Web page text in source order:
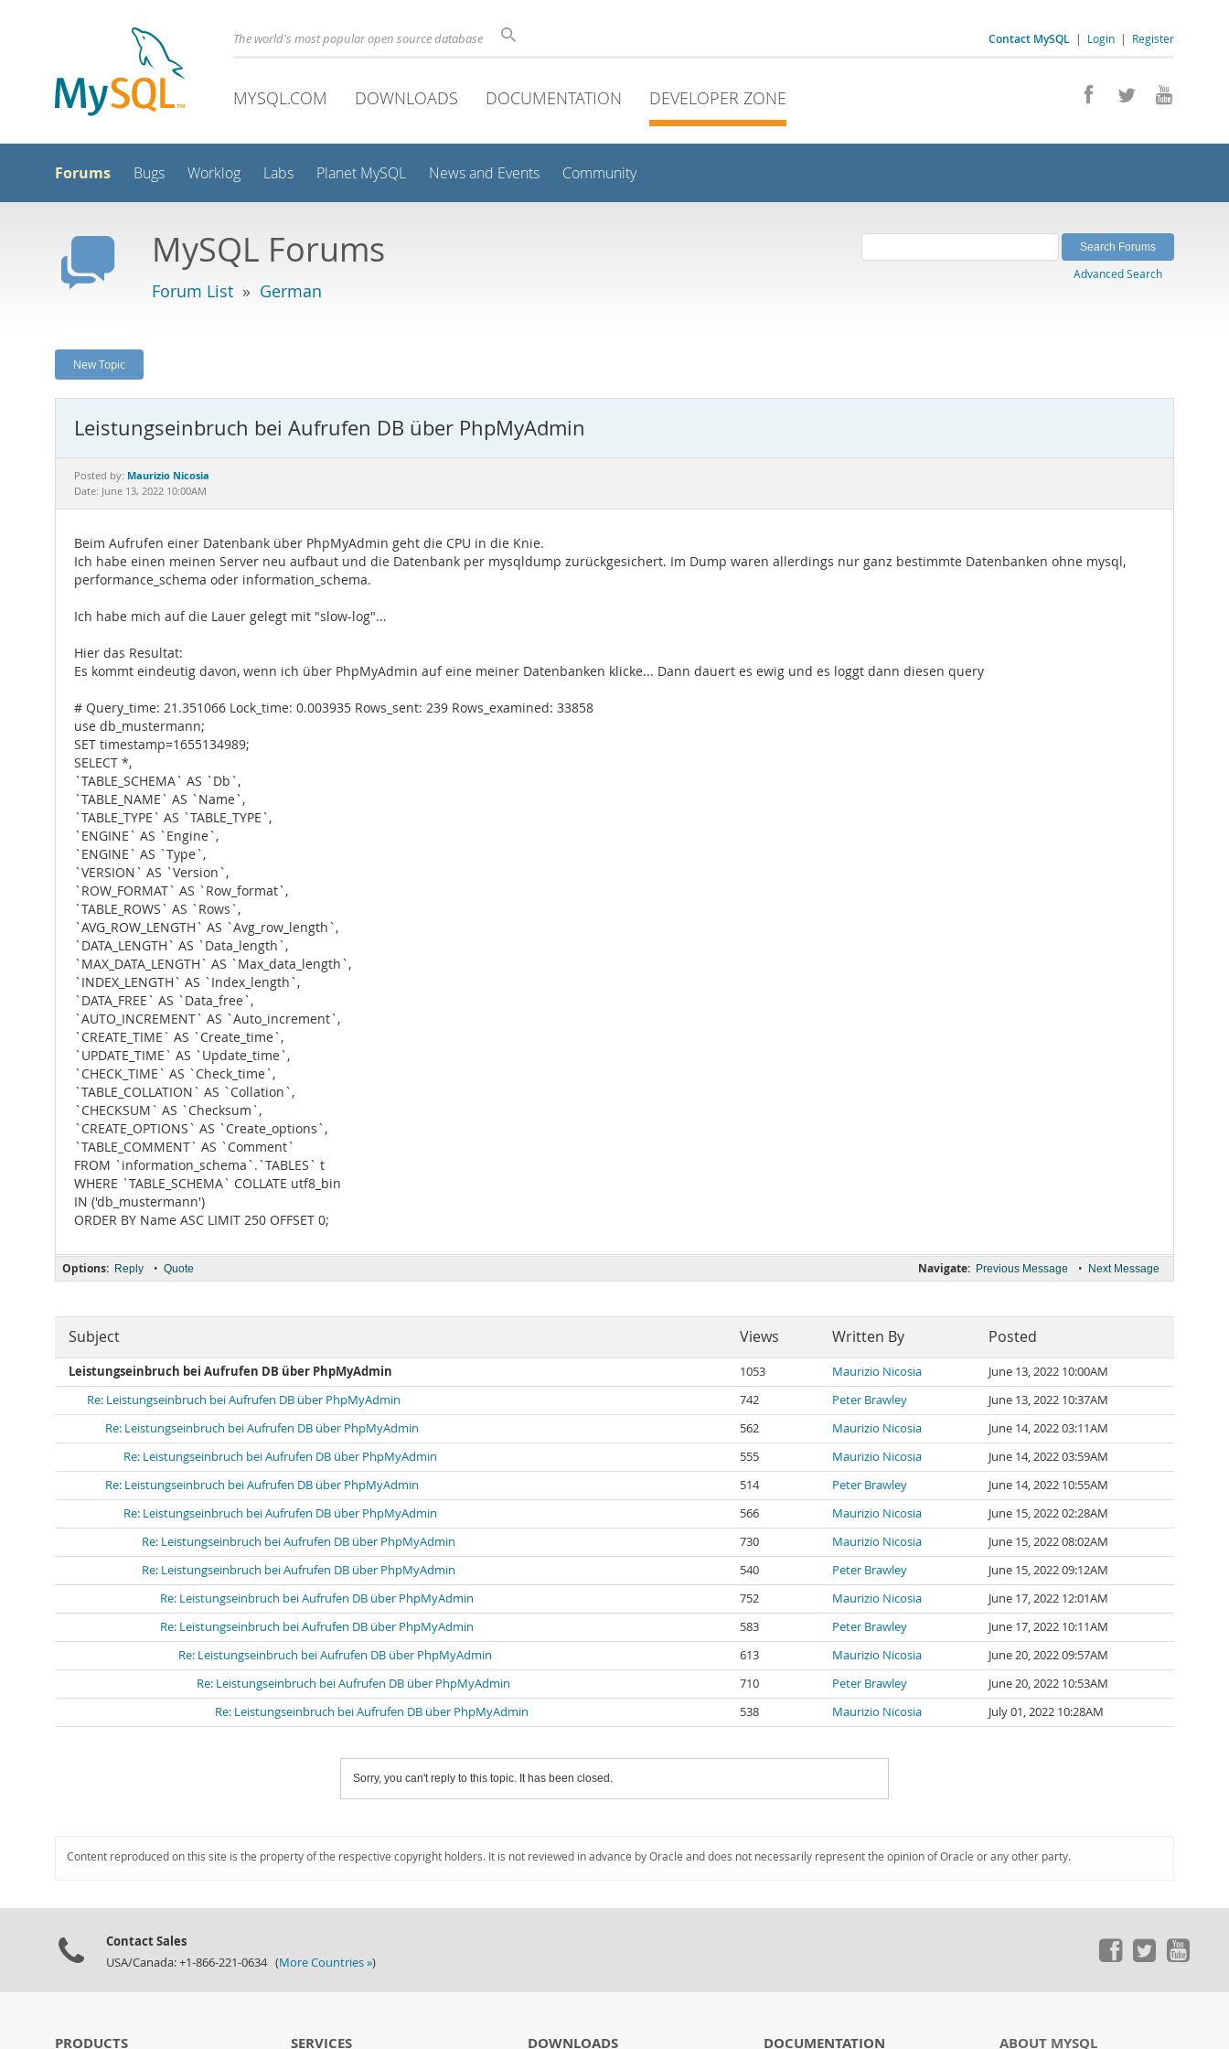
Contact MySQL | Login | Register
The world's most popular open source database
MYSQL.COM DOWNLOADS DOCUMENTATION DEVELOPER ZONE
Forums Bugs Worklog Labs Planet MySQL News and Events Community
MySQL Forums
Forum List » German
Advanced Search
New Topic
Leistungseinbruch bei Aufrufen DB über PhpMyAdmin
Posted by: Maurizio Nicosia
Date: June 13, 2022 10:00AM
Beim Aufrufen einer Datenbank über PhpMyAdmin geht die CPU in die Knie.
Ich habe einen meinen Server neu aufbaut und die Datenbank per mysqldump zurückgesichert. Im Dump waren allerdings nur ganz bestimmte Datenbanken ohne mysql,
performance_schema oder information_schema.
Ich habe mich auf die Lauer gelegt mit "slow-log"...
Hier das Resultat:
Es kommt eindeutig davon, wenn ich über PhpMyAdmin auf eine meiner Datenbanken klicke... Dann dauert es ewig und es loggt dann diesen query
# Query_time: 21.351066 Lock_time: 0.003935 Rows_sent: 239 Rows_examined: 33858
use db_mustermann;
SET timestamp=1655134989;
SELECT *,
`TABLE_SCHEMA` AS `Db`,
`TABLE_NAME` AS `Name`,
`TABLE_TYPE` AS `TABLE_TYPE`,
`ENGINE` AS `Engine`,
`ENGINE` AS `Type`,
`VERSION` AS `Version`,
`ROW_FORMAT` AS `Row_format`,
`TABLE_ROWS` AS `Rows`,
`AVG_ROW_LENGTH` AS `Avg_row_length`,
`DATA_LENGTH` AS `Data_length`,
`MAX_DATA_LENGTH` AS `Max_data_length`,
`INDEX_LENGTH` AS `Index_length`,
`DATA_FREE` AS `Data_free`,
`AUTO_INCREMENT` AS `Auto_increment`,
`CREATE_TIME` AS `Create_time`,
`UPDATE_TIME` AS `Update_time`,
`CHECK_TIME` AS `Check_time`,
`TABLE_COLLATION` AS `Collation`,
`CHECKSUM` AS `Checksum`,
`CREATE_OPTIONS` AS `Create_options`,
`TABLE_COMMENT` AS `Comment`
FROM `information_schema`.`TABLES` t
WHERE `TABLE_SCHEMA` COLLATE utf8_bin
IN ('db_mustermann')
ORDER BY Name ASC LIMIT 250 OFFSET 0;
Navigate: Previous Message • Next Message
Options: Reply • Quote
Subject Views Written By Posted
Leistungseinbruch bei Aufrufen DB über PhpMyAdmin 1053 Maurizio Nicosia
June 13, 2022 10:00AM
Re: Leistungseinbruch bei Aufrufen DB über PhpMyAdmin
742 Peter Brawley
June 13, 2022 10:37AM
Re: Leistungseinbruch bei Aufrufen DB über PhpMyAdmin
562 Maurizio Nicosia
June 14, 2022 03:11AM
Re: Leistungseinbruch bei Aufrufen DB über PhpMyAdmin
555 Maurizio Nicosia
June 14, 2022 03:59AM
Re: Leistungseinbruch bei Aufrufen DB über PhpMyAdmin
514 Peter Brawley
June 14, 2022 10:55AM
Re: Leistungseinbruch bei Aufrufen DB über PhpMyAdmin
566 Maurizio Nicosia
June 15, 2022 02:28AM
Re: Leistungseinbruch bei Aufrufen DB über PhpMyAdmin
730 Maurizio Nicosia
June 15, 2022 08:02AM
Re: Leistungseinbruch bei Aufrufen DB über PhpMyAdmin
540 Peter Brawley
June 15, 2022 09:12AM
Re: Leistungseinbruch bei Aufrufen DB über PhpMyAdmin
752 Maurizio Nicosia
June 17, 2022 12:01AM
Re: Leistungseinbruch bei Aufrufen DB über PhpMyAdmin
583 Peter Brawley
June 17, 2022 10:11AM
Re: Leistungseinbruch bei Aufrufen DB über PhpMyAdmin
613 Maurizio Nicosia
June 20, 2022 09:57AM
Re: Leistungseinbruch bei Aufrufen DB über PhpMyAdmin
710 Peter Brawley
June 20, 2022 10:53AM
Re: Leistungseinbruch bei Aufrufen DB über PhpMyAdmin
538 Maurizio Nicosia July 01, 2022 10:28AM
Sorry, you can't reply to this topic. It has been closed.
Content reproduced on this site is the property of the respective copyright holders. It is not reviewed in advance by Oracle and does not necessarily represent the opinion of Oracle or any other party.
Contact Sales
USA/Canada: +1-866-221-0634 (More Countries »)
PRODUCTS SERVICES DOWNLOADS DOCUMENTATION ABOUT MYSQL